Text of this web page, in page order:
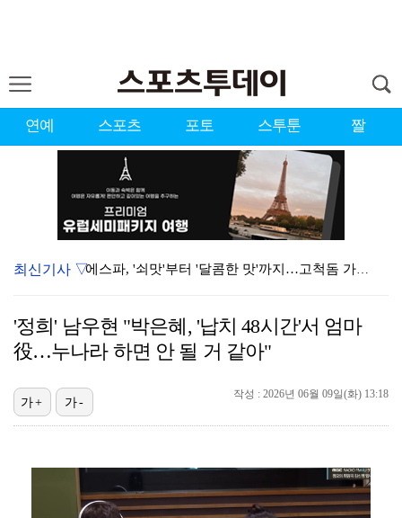
연예 스포츠 포토 스투툰 짤
에스파, '쇠맛'부터 '달콤한 맛'까지…고척돔 가득 채…
에스파, 고척돔 입성…공연 시작 40분 만에 첫 인사 …
에스파 고척돔 공연에 반가운 얼굴…아이들 미연·트와이스…
"언론사 대표·국회의원도"…최연청, 판사 남편까지 화려…
박지민 아나운서 "발리까지 갔는데…'피의 게임2' 출연…
최신기사 ▽
'정희' 남우현 "박은혜, '납치 48시간'서 엄마
役…누나라 하면 안 될 거 같아"
작성 : 2026년 06월 09일(화) 13:18
가+ 가-